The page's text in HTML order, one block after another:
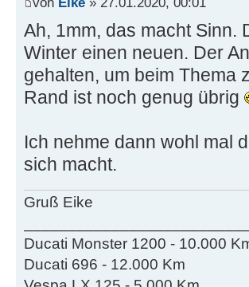
Ah, 1mm, das macht Sinn.
Winter einen neuen. Der
gehalten, um beim Thema
Rand ist noch genug übrig
Ich nehme dann wohl mal
sich macht.
Gruß Eike
Ducati Monster 1200 - 10.000
Ducati 696 - 12.000 Km